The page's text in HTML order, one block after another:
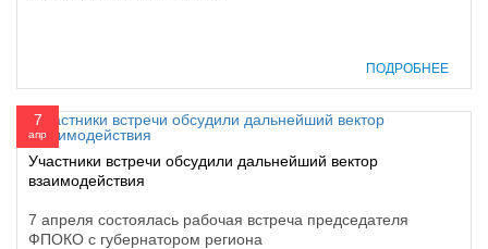
ПОДРОБНЕЕ
7
апр
Участники встречи обсудили дальнейший вектор
взаимодействия
7 апреля состоялась рабочая встреча председателя
ФПОКО с губернатором региона